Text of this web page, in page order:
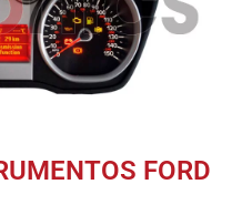
FORD